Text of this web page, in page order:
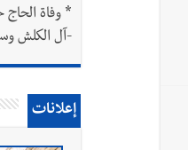
*
-آل الكلش
إعلانات